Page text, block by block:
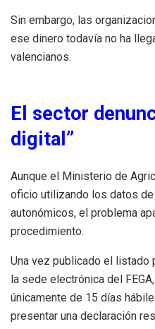
Sin embargo, las
ese dinero todavía no ha
valencianos.
El sector
digital”
Aunque el Ministerio de
oficio utilizando los datos
autonómicos, el problema
procedimiento.
Una vez publicado el
la sede electrónica del
únicamente de 15 días
presentar una declaración